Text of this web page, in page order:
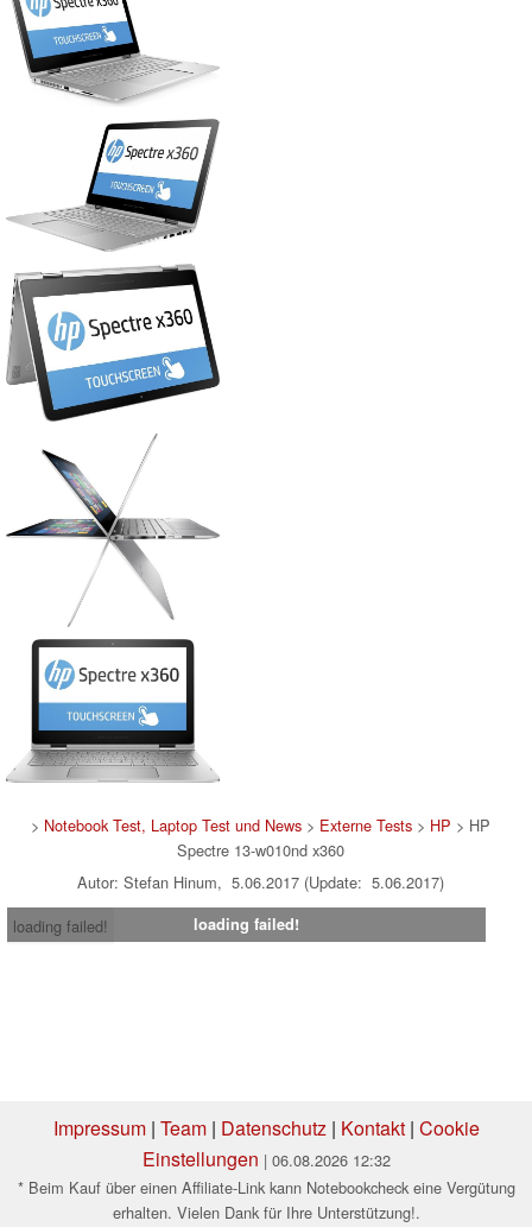
> Notebook Test, Laptop Test und News> Externe Tests> HP > HP
Spectre 13-w010nd x360
Autor: Stefan Hinum, 5.06.2017 (Update: 5.06.2017)
loading failed!
loading failed!
Impressum| Team| Datenschutz| Kontakt| Cookie
Einstellungen | 06.08.2026 12:32
* Beim Kauf über einen Affiliate-Link kann Notebookcheck eine Vergütung
erhalten. Vielen Dank für Ihre Unterstützung!.